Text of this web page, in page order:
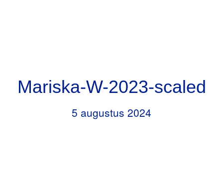
inhoud
Mariska-W-2023-scaled
5 augustus 2024